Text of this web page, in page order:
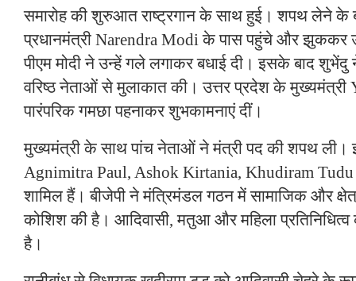
समारोह की शुरुआत राष्ट्रगान के साथ हुई। शपथ लेने के
प्रधानमंत्री Narendra Modi के पास पहुंचे और झुककर
पीएम मोदी ने उन्हें गले लगाकर बधाई दी। इसके बाद
वरिष्ठ नेताओं से मुलाकात की। उत्तर प्रदेश के
पारंपरिक गमछा पहनाकर शुभकामनाएं दीं।
मुख्यमंत्री के साथ पांच नेताओं ने मंत्री पद की शपथ
Agnimitra Paul, Ashok Kirtania, Khudiram
शामिल हैं। बीजेपी ने मंत्रिमंडल गठन में सामाजिक और
कोशिश की है। आदिवासी, मतुआ और महिला प्रतिनिधित्व
है।